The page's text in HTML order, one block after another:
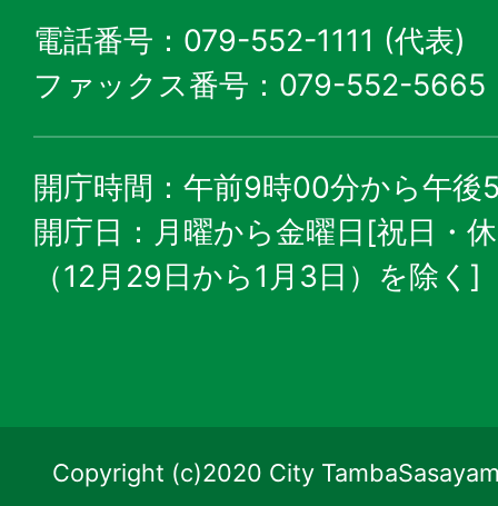
電話番号：079-552-1111 (代表)
ファックス番号：079-552-5665
開庁時間：午前9時00分から午後
開庁日：月曜から金曜日[祝日・
（12月29日から1月3日）を除く]
Copyright (c)2020 City